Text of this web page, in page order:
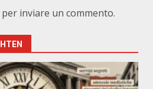
per inviare un commento.